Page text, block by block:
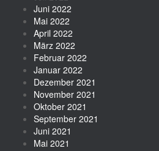
Juni 2022
Mai 2022
April 2022
März 2022
Februar 2022
Januar 2022
Dezember 2021
November 2021
Oktober 2021
September 2021
Juni 2021
Mai 2021